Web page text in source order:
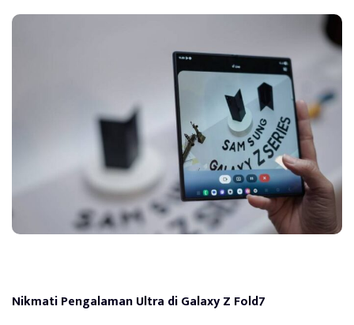
Nikmati Pengalaman Ultra di Galaxy Z Fold7